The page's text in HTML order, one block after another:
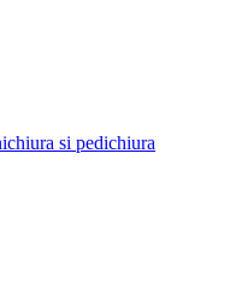
si pedichiura